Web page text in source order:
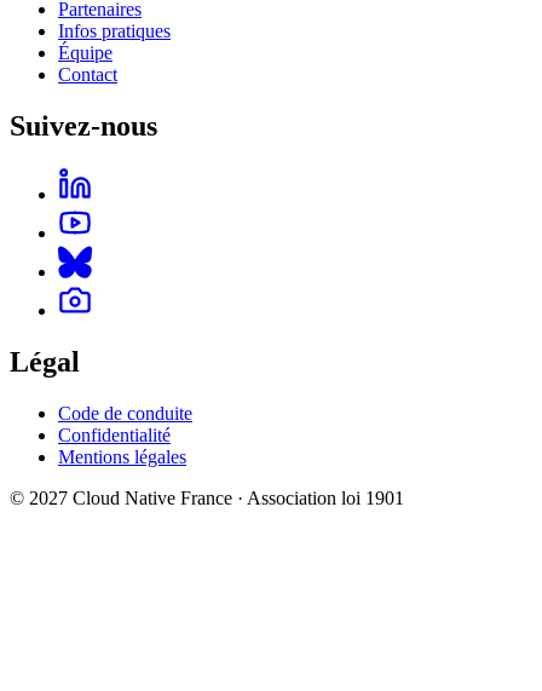
Partenaires
Infos pratiques
Équipe
Contact
Suivez-nous
Légal
Code de conduite
Confidentialité
Mentions légales
© 2027 Cloud Native France · Association loi 1901